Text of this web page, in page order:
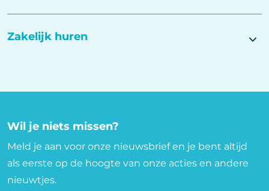
Zakelijk huren
Wil je niets missen?
Meld je aan voor onze nieuwsbrief en je bent altijd
als eerste op de hoogte van onze acties en andere
nieuwtjes.